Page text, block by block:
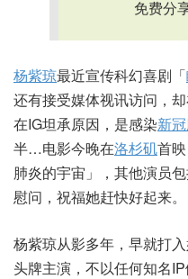
免费分
杨紫琼最近宣传科幻喜剧「
还有接受媒体视讯访问，
在IG坦承原因，是感染新
半…电影今晚在洛杉矶首
肺炎的宇宙」，其他演员
慰问，祝福她赶快好起来。
杨紫琼从影多年，早就打
头牌主演，不以任何知名